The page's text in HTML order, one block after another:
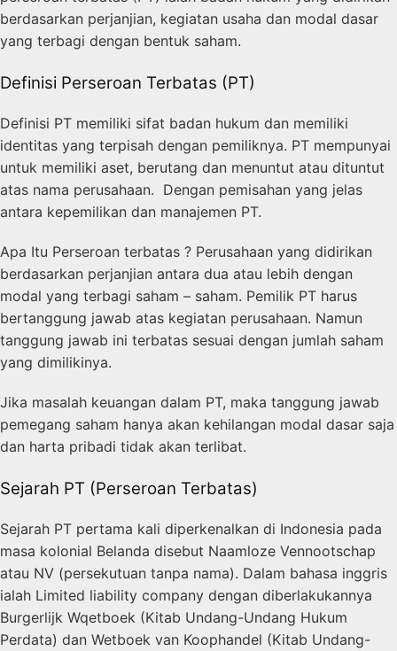
berdasarkan perjanjian, kegiatan usaha dan modal dasar
yang terbagi dengan bentuk saham.
Definisi Perseroan Terbatas (PT)
Definisi PT memiliki sifat badan hukum dan memiliki
identitas yang terpisah dengan pemiliknya. PT mempunyai
untuk memiliki aset, berutang dan menuntut atau dituntut
atas nama perusahaan. Dengan pemisahan yang jelas
antara kepemilikan dan manajemen PT.
Apa Itu Perseroan terbatas ? Perusahaan yang didirikan
berdasarkan perjanjian antara dua atau lebih dengan
modal yang terbagi saham – saham. Pemilik PT harus
bertanggung jawab atas kegiatan perusahaan. Namun
tanggung jawab ini terbatas sesuai dengan jumlah saham
yang dimilikinya.
Jika masalah keuangan dalam PT, maka tanggung jawab
pemegang saham hanya akan kehilangan modal dasar saja
dan harta pribadi tidak akan terlibat.
Sejarah PT (Perseroan Terbatas)
Sejarah PT pertama kali diperkenalkan di Indonesia pada
masa kolonial Belanda disebut Naamloze Vennootschap
atau NV (persekutuan tanpa nama). Dalam bahasa inggris
ialah Limited liability company dengan diberlakukannya
Burgerlijk Wqetboek (Kitab Undang-Undang Hukum
Perdata) dan Wetboek van Koophandel (Kitab Undang-